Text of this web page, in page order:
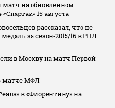
матч на обновленном
15 августа
рассказал, что не
за сезон‑2015/16 в РПЛ
в Москву на матч Первой
матче МФЛ
в «Фиорентину» на